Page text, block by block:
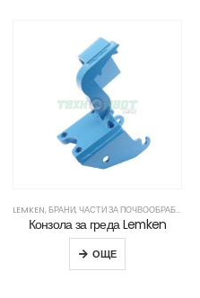
LEMKEN,БРАНИ,ЧАСТИ ЗА ПОЧВООБРАБОТВАЩА ТЕХНИКА
Конзола за греда Lemken
ОЩЕ